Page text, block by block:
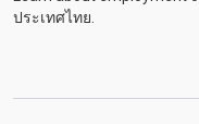
ประเทศไทย.